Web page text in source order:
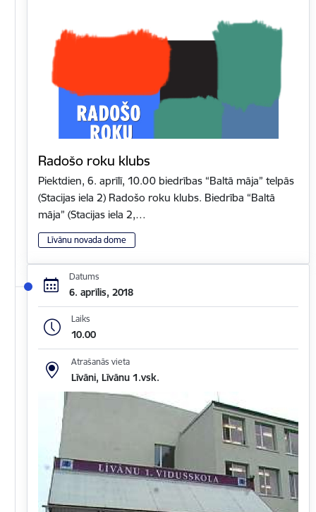
Radošo roku klubs
Piektdien, 6. aprīlī, 10.00 biedrības “Baltā māja” telpās
(Stacijas iela 2) Radošo roku klubs. Biedrība “Baltā
māja” (Stacijas iela 2,…
Līvānu novada dome
Datums
6. aprīlis, 2018
Laiks
10.00
Atrašanās vieta
Līvāni, Līvānu 1.vsk.